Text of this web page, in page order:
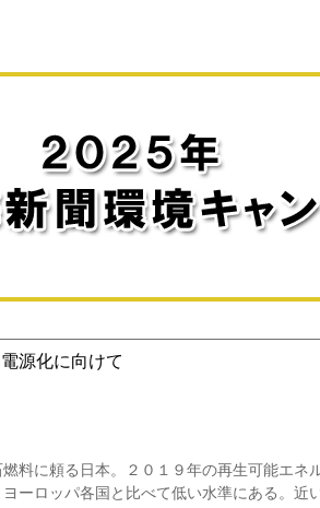
源化に向けて
料に頼る日本。２０１９年の再生可能エネ
ーロッパ各国と比べて低い水準にある。近